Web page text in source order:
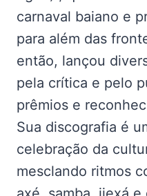
carnaval baiano e
para além das
então, lançou
pela crítica e pelo
prêmios e
Sua discografia é
celebração da
mesclando ritmos